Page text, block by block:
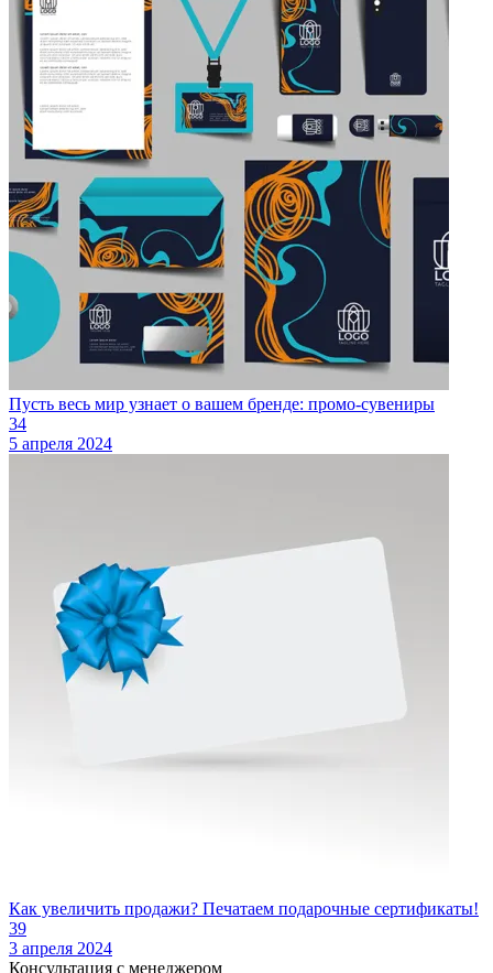
Пусть весь мир узнает о вашем бренде: промо-сувениры
34
5 апреля 2024
Как увеличить продажи? Печатаем подарочные сертификаты!
39
3 апреля 2024
Консультация с менеджером